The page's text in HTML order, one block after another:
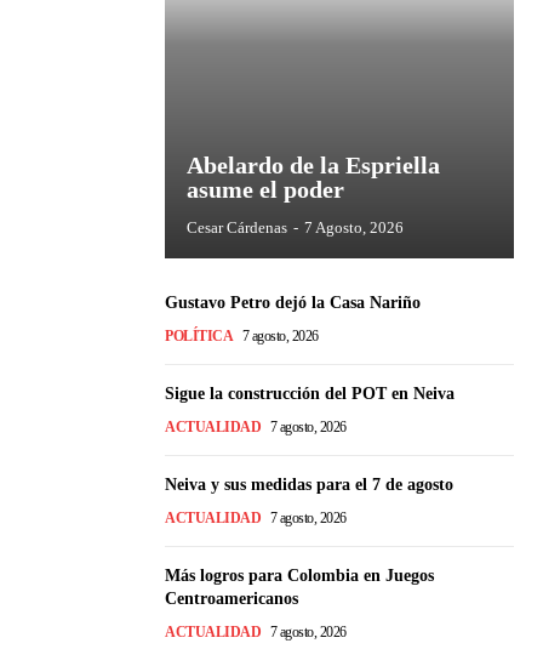
Abelardo de la Espriella
asume el poder
Cesar Cárdenas - 7 Agosto, 2026
Gustavo Petro dejó la Casa Nariño
POLÍTICA 7 agosto, 2026
Sigue la construcción del POT en Neiva
ACTUALIDAD 7 agosto, 2026
Neiva y sus medidas para el 7 de agosto
ACTUALIDAD 7 agosto, 2026
Más logros para Colombia en Juegos
Centroamericanos
ACTUALIDAD 7 agosto, 2026